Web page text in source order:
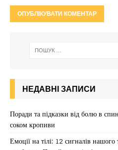
НЕДАВНІ ЗАПИСИ
Поради та підказки від болю в
соком кропиви
Емоції на тілі: 12 сигналів